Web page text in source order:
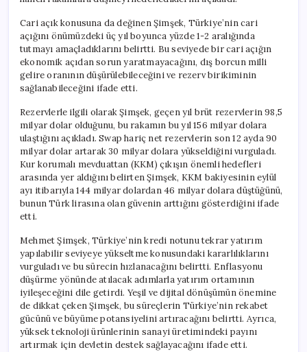
Cari açık konusuna da değinen Şimşek, Türkiye’nin cari
açığını önümüzdeki üç yıl boyunca yüzde 1-2 aralığında
tutmayı amaçladıklarını belirtti. Bu seviyede bir cari açığın
ekonomik açıdan sorun yaratmayacağını, dış borcun milli
gelire oranının düşürülebileceğini ve rezerv birikiminin
sağlanabileceğini ifade etti.
Rezervlerle ilgili olarak Şimşek, geçen yıl brüt rezervlerin 98,5
milyar dolar olduğunu, bu rakamın bu yıl 156 milyar dolara
ulaştığını açıkladı. Swap hariç net rezervlerin son 12 ayda 90
milyar dolar artarak 30 milyar dolara yükseldiğini vurguladı.
Kur korumalı mevduattan (KKM) çıkışın önemli hedefleri
arasında yer aldığını belirten Şimşek, KKM bakiyesinin eylül
ayı itibarıyla 144 milyar dolardan 46 milyar dolara düştüğünü,
bunun Türk lirasına olan güvenin arttığını gösterdiğini ifade
etti.
Mehmet Şimşek, Türkiye’nin kredi notunu tekrar yatırım
yapılabilir seviyeye yükseltme konusundaki kararlılıklarını
vurguladı ve bu sürecin hızlanacağını belirtti. Enflasyonu
düşürme yönünde atılacak adımlarla yatırım ortamının
iyileşeceğini dile getirdi. Yeşil ve dijital dönüşümün önemine
de dikkat çeken Şimşek, bu süreçlerin Türkiye’nin rekabet
gücünü ve büyüme potansiyelini artıracağını belirtti. Ayrıca,
yüksek teknoloji ürünlerinin sanayi üretimindeki payını
artırmak için devletin destek sağlayacağını ifade etti.